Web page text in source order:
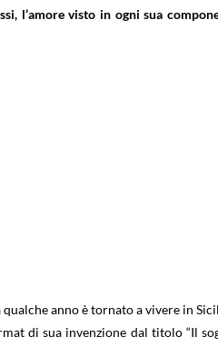
l’amore visto in ogni sua
anno è tornato a vivere in
di sua invenzione dal titolo “Il